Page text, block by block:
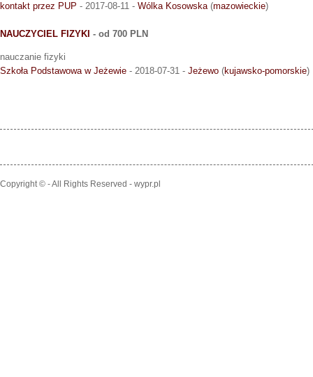
kontakt przez PUP - 2017-08-11 - Wólka Kosowska(mazowieckie)
NAUCZYCIEL FIZYKI - od 700 PLN
nauczanie fizyki
Szkoła Podstawowa w Jeżewie - 2018-07-31 - Jeżewo (kujawsko-pomorskie)
Copyright © - All Rights Reserved - wypr.pl